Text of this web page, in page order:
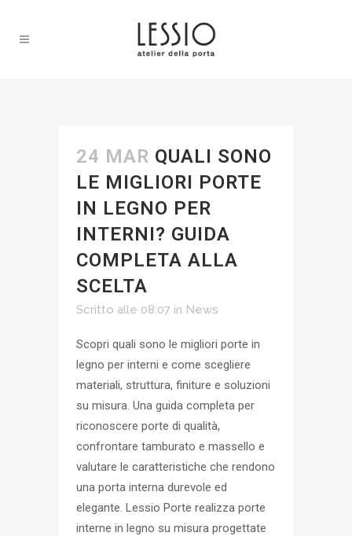
24 MAR QUALI SONO
LE MIGLIORI PORTE
IN LEGNO PER
INTERNI? GUIDA
COMPLETA ALLA
SCELTA
Scritto alle 08:07 in News
Scopri quali sono le migliori porte in
legno per interni e come scegliere
materiali, struttura, finiture e soluzioni
su misura. Una guida completa per
riconoscere porte di qualità,
confrontare tamburato e massello e
valutare le caratteristiche che rendono
una porta interna durevole ed
elegante. Lessio Porte realizza porte
interne in legno su misura progettate